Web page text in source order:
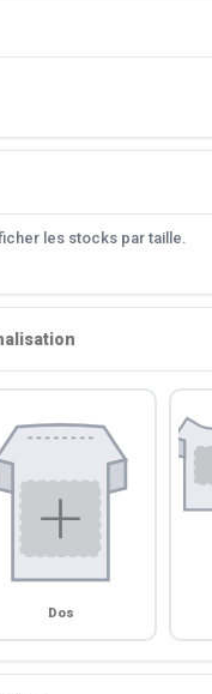
les stocks par taille.
Dos